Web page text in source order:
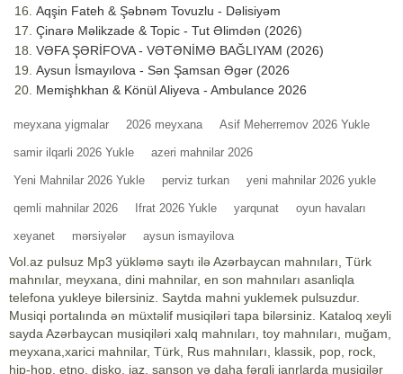
Aqşin Fateh & Şəbnəm Tovuzlu - Dəlisiyəm
Çinarə Məlikzade & Topic - Tut Əlimdən (2026)
VƏFA ŞƏRİFOVA - VƏTƏNİMƏ BAĞLIYAM (2026)
Aysun İsmayılova - Sən Şamsan Əgər (2026
Memişhkhan & Könül Aliyeva - Ambulance 2026
meyxana yigmalar 2026 meyxana Asif Meherremov 2026 Yukle
samir ilqarli 2026 Yukle azeri mahnilar 2026
Yeni Mahnilar 2026 Yukle perviz turkan yeni mahnilar 2026 yukle
qemli mahnilar 2026 Ifrat 2026 Yukle yarqunat oyun havaları
xeyanet mərsiyələr aysun ismayilova
Vol.az pulsuz Mp3 yükləmə saytı ilə Azərbaycan mahnıları, Türk
mahnılar, meyxana, dini mahnilar, en son mahnıları asanliqla
telefona yukleye bilersiniz. Saytda mahni yuklemek pulsuzdur.
Musiqi portalında ən müxtəlif musiqiləri tapa bilərsiniz. Kataloq xeyli
sayda Azərbaycan musiqiləri xalq mahnıları, toy mahnıları, muğam,
meyxana,xarici mahnilar, Türk, Rus mahnıları, klassik, pop, rock,
hip-hop, etno, disko, jaz, şanson və daha fərqli janrlarda musiqilər